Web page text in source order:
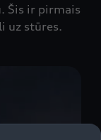
Šis ir pirmais
uz stūres.